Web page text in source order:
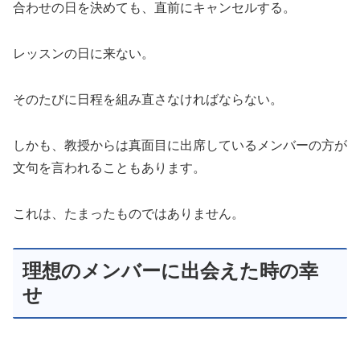
合わせの日を決めても、直前にキャンセルする。
レッスンの日に来ない。
そのたびに日程を組み直さなければならない。
しかも、教授からは真面目に出席しているメンバーの方が
文句を言われることもあります。
これは、たまったものではありません。
理想のメンバーに出会えた時の幸
せ